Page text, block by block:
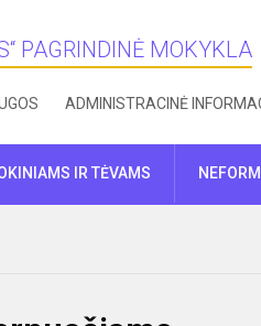
PAGRINDINĖ MOKYKLA
ADMINISTRACINĖ
IR TĖVAMS